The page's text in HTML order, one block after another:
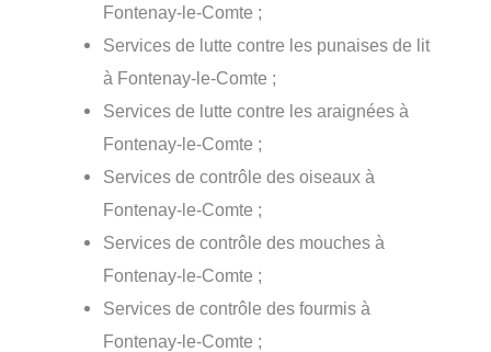
Fontenay-le-Comte ;
Services de lutte contre les punaises de lit
à Fontenay-le-Comte ;
Services de lutte contre les araignées à
Fontenay-le-Comte ;
Services de contrôle des oiseaux à
Fontenay-le-Comte ;
Services de contrôle des mouches à
Fontenay-le-Comte ;
Services de contrôle des fourmis à
Fontenay-le-Comte ;